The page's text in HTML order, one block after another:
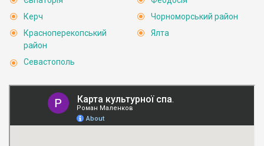
Керч
Красноперекопський
район
Севастополь
Чорноморський район
Ялта